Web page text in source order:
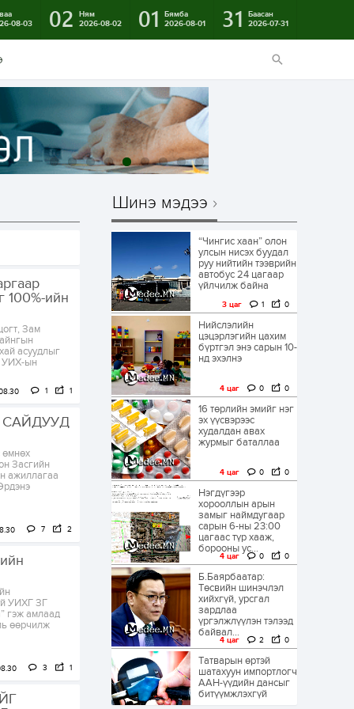
08-03
02
Ням
2026-08-02
01
Бямба
2026-08-01
31
Баасан
2026-07-31
ийн
Зам
асуудлыг
УИХ-ын
1 1
Засгийн
ажиллагаа
7 2
УИХГ ЗГ
гэж амлаад
өөрчилж
3 1
Шинэ мэдээ
“Чингис хаан” олон
улсын нисэх буудал
руу нийтийн тээврийн
автобус 24 цагаар
үйлчилж байна
3 цаг 1 0
Нийслэлийн
цэцэрлэгийн цахим
бүртгэл энэ сарын 10-
нд эхэлнэ
4 цаг 0 0
16 төрлийн эмийг нэг
эх үүсвэрээс
худалдан авах
журмыг баталлаа
4 цаг 0 0
Нэгдүгээр
хорооллын арын
замыг наймдугаар
сарын 6-ны 23:00
цагаас түр хааж,
борооны ус...
4 цаг 0 0
Б.Баярбаатар:
Төсвийн шинэчлэл
хийхгүй, урсгал
зардлаа
үргэлжлүүлэн тэлээд
байвал...
4 цаг 2 0
Татварын өртэй
шатахуун импортлогч
ААН-үүдийн дансыг
битүүмжлэхгүй